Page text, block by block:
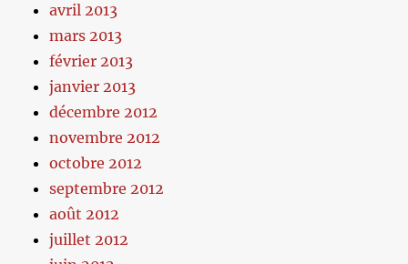
avril 2013
mars 2013
février 2013
janvier 2013
décembre 2012
novembre 2012
octobre 2012
septembre 2012
août 2012
juillet 2012